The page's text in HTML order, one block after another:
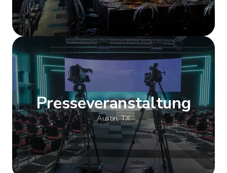
Mehr anzeigen
Presseveranstaltung
Austin, TX